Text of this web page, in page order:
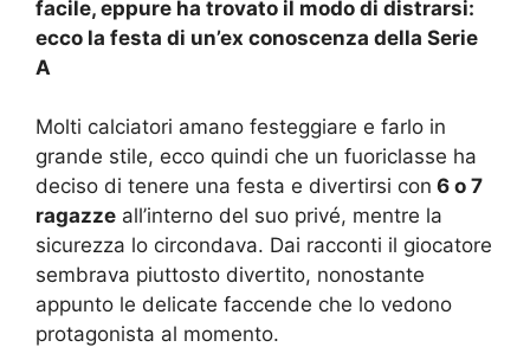
facile, eppure ha trovato il modo di distrarsi:
ecco la festa di un’ex conoscenza della Serie
A
Molti calciatori amano festeggiare e farlo in
grande stile, ecco quindi che un fuoriclasse ha
deciso di tenere una festa e divertirsi con 6 o 7
ragazze all’interno del suo privé, mentre la
sicurezza lo circondava. Dai racconti il giocatore
sembrava piuttosto divertito, nonostante
appunto le delicate faccende che lo vedono
protagonista al momento.